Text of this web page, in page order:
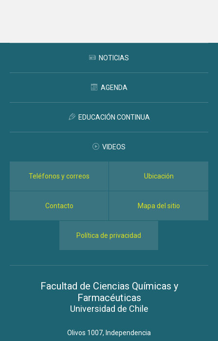
NOTICIAS
AGENDA
EDUCACIÓN CONTINUA
VIDEOS
Teléfonos y correos Ubicación
Contacto Mapa del sitio
Política de privacidad
Facultad de Ciencias Químicas y
Farmacéuticas
Universidad de Chile
Olivos 1007, Independencia